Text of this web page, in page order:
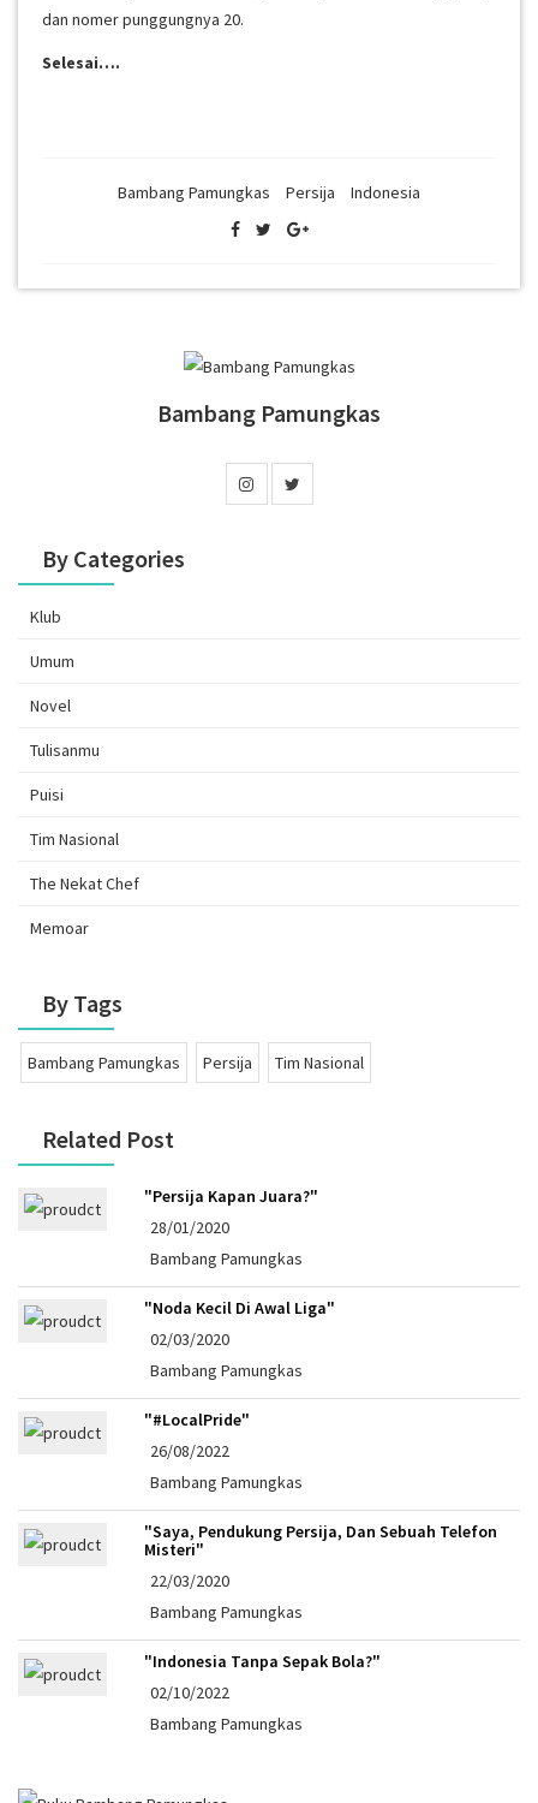
dan nomer punggungnya 20.
Selesai….
Bambang Pamungkas Persija Indonesia
Bambang Pamungkas
By Categories
Klub
Umum
Novel
Tulisanmu
Puisi
Tim Nasional
The Nekat Chef
Memoar
By Tags
Bambang Pamungkas Persija Tim Nasional
Related Post
"Persija Kapan Juara?"
28/01/2020
Bambang Pamungkas
"Noda Kecil Di Awal Liga"
02/03/2020
Bambang Pamungkas
"#LocalPride"
26/08/2022
Bambang Pamungkas
"Saya, Pendukung Persija, Dan Sebuah Telefon
Misteri"
22/03/2020
Bambang Pamungkas
"Indonesia Tanpa Sepak Bola?"
02/10/2022
Bambang Pamungkas